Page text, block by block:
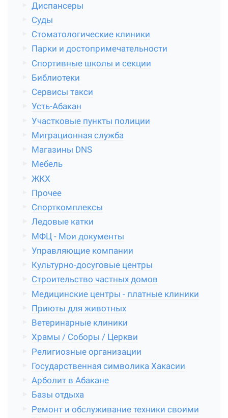
Диспансеры
Суды
Стоматологические клиники
Парки и достопримечательности
Спортивные школы и секции
Библиотеки
Сервисы такси
Усть-Абакан
Участковые пункты полиции
Миграционная служба
Магазины DNS
Мебель
ЖКХ
Прочее
Спорткомплексы
Ледовые катки
МФЦ - Мои документы
Управляющие компании
Культурно-досуговые центры
Строительство частных домов
Медицинские центры - платные клиники
Приюты для животных
Ветеринарные клиники
Храмы / Соборы / Церкви
Религиозные организации
Государственная символика Хакасии
Арболит в Абакане
Базы отдыха
Ремонт и обслуживание техники своими